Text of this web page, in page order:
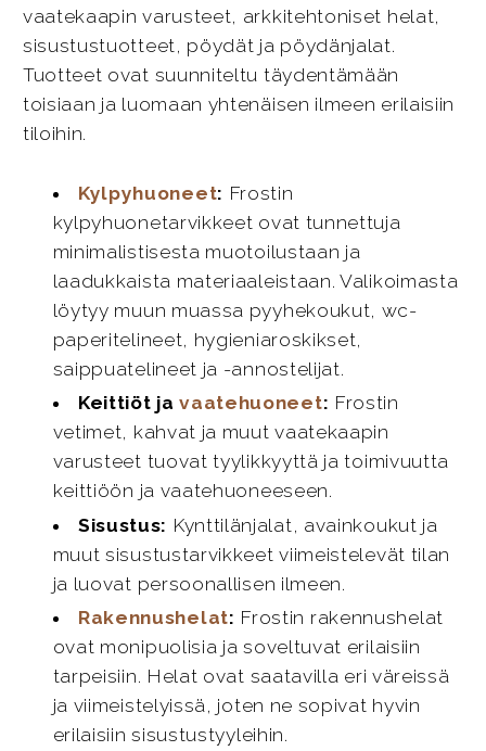
vaatekaapin varusteet, arkkitehtoniset helat,
sisustustuotteet, pöydät ja pöydänjalat.
Tuotteet ovat suunniteltu täydentämään
toisiaan ja luomaan yhtenäisen ilmeen erilaisiin
tiloihin.
Kylpyhuoneet: Frostin
kylpyhuonetarvikkeet ovat tunnettuja
minimalistisesta muotoilustaan ja
laadukkaista materiaaleistaan. Valikoimasta
löytyy muun muassa pyyhekoukut, wc-
paperitelineet, hygieniaroskikset,
saippuatelineet ja -annostelijat.
Keittiöt javaatehuoneet: Frostin
vetimet, kahvat ja muut vaatekaapin
varusteet tuovat tyylikkyyttä ja toimivuutta
keittiöön ja vaatehuoneeseen.
Sisustus: Kynttilänjalat, avainkoukut ja
muut sisustustarvikkeet viimeistelevät tilan
ja luovat persoonallisen ilmeen.
Rakennushelat: Frostin rakennushelat
ovat monipuolisia ja soveltuvat erilaisiin
tarpeisiin. Helat ovat saatavilla eri väreissä
ja viimeistelyissä, joten ne sopivat hyvin
erilaisiin sisustustyyleihin.